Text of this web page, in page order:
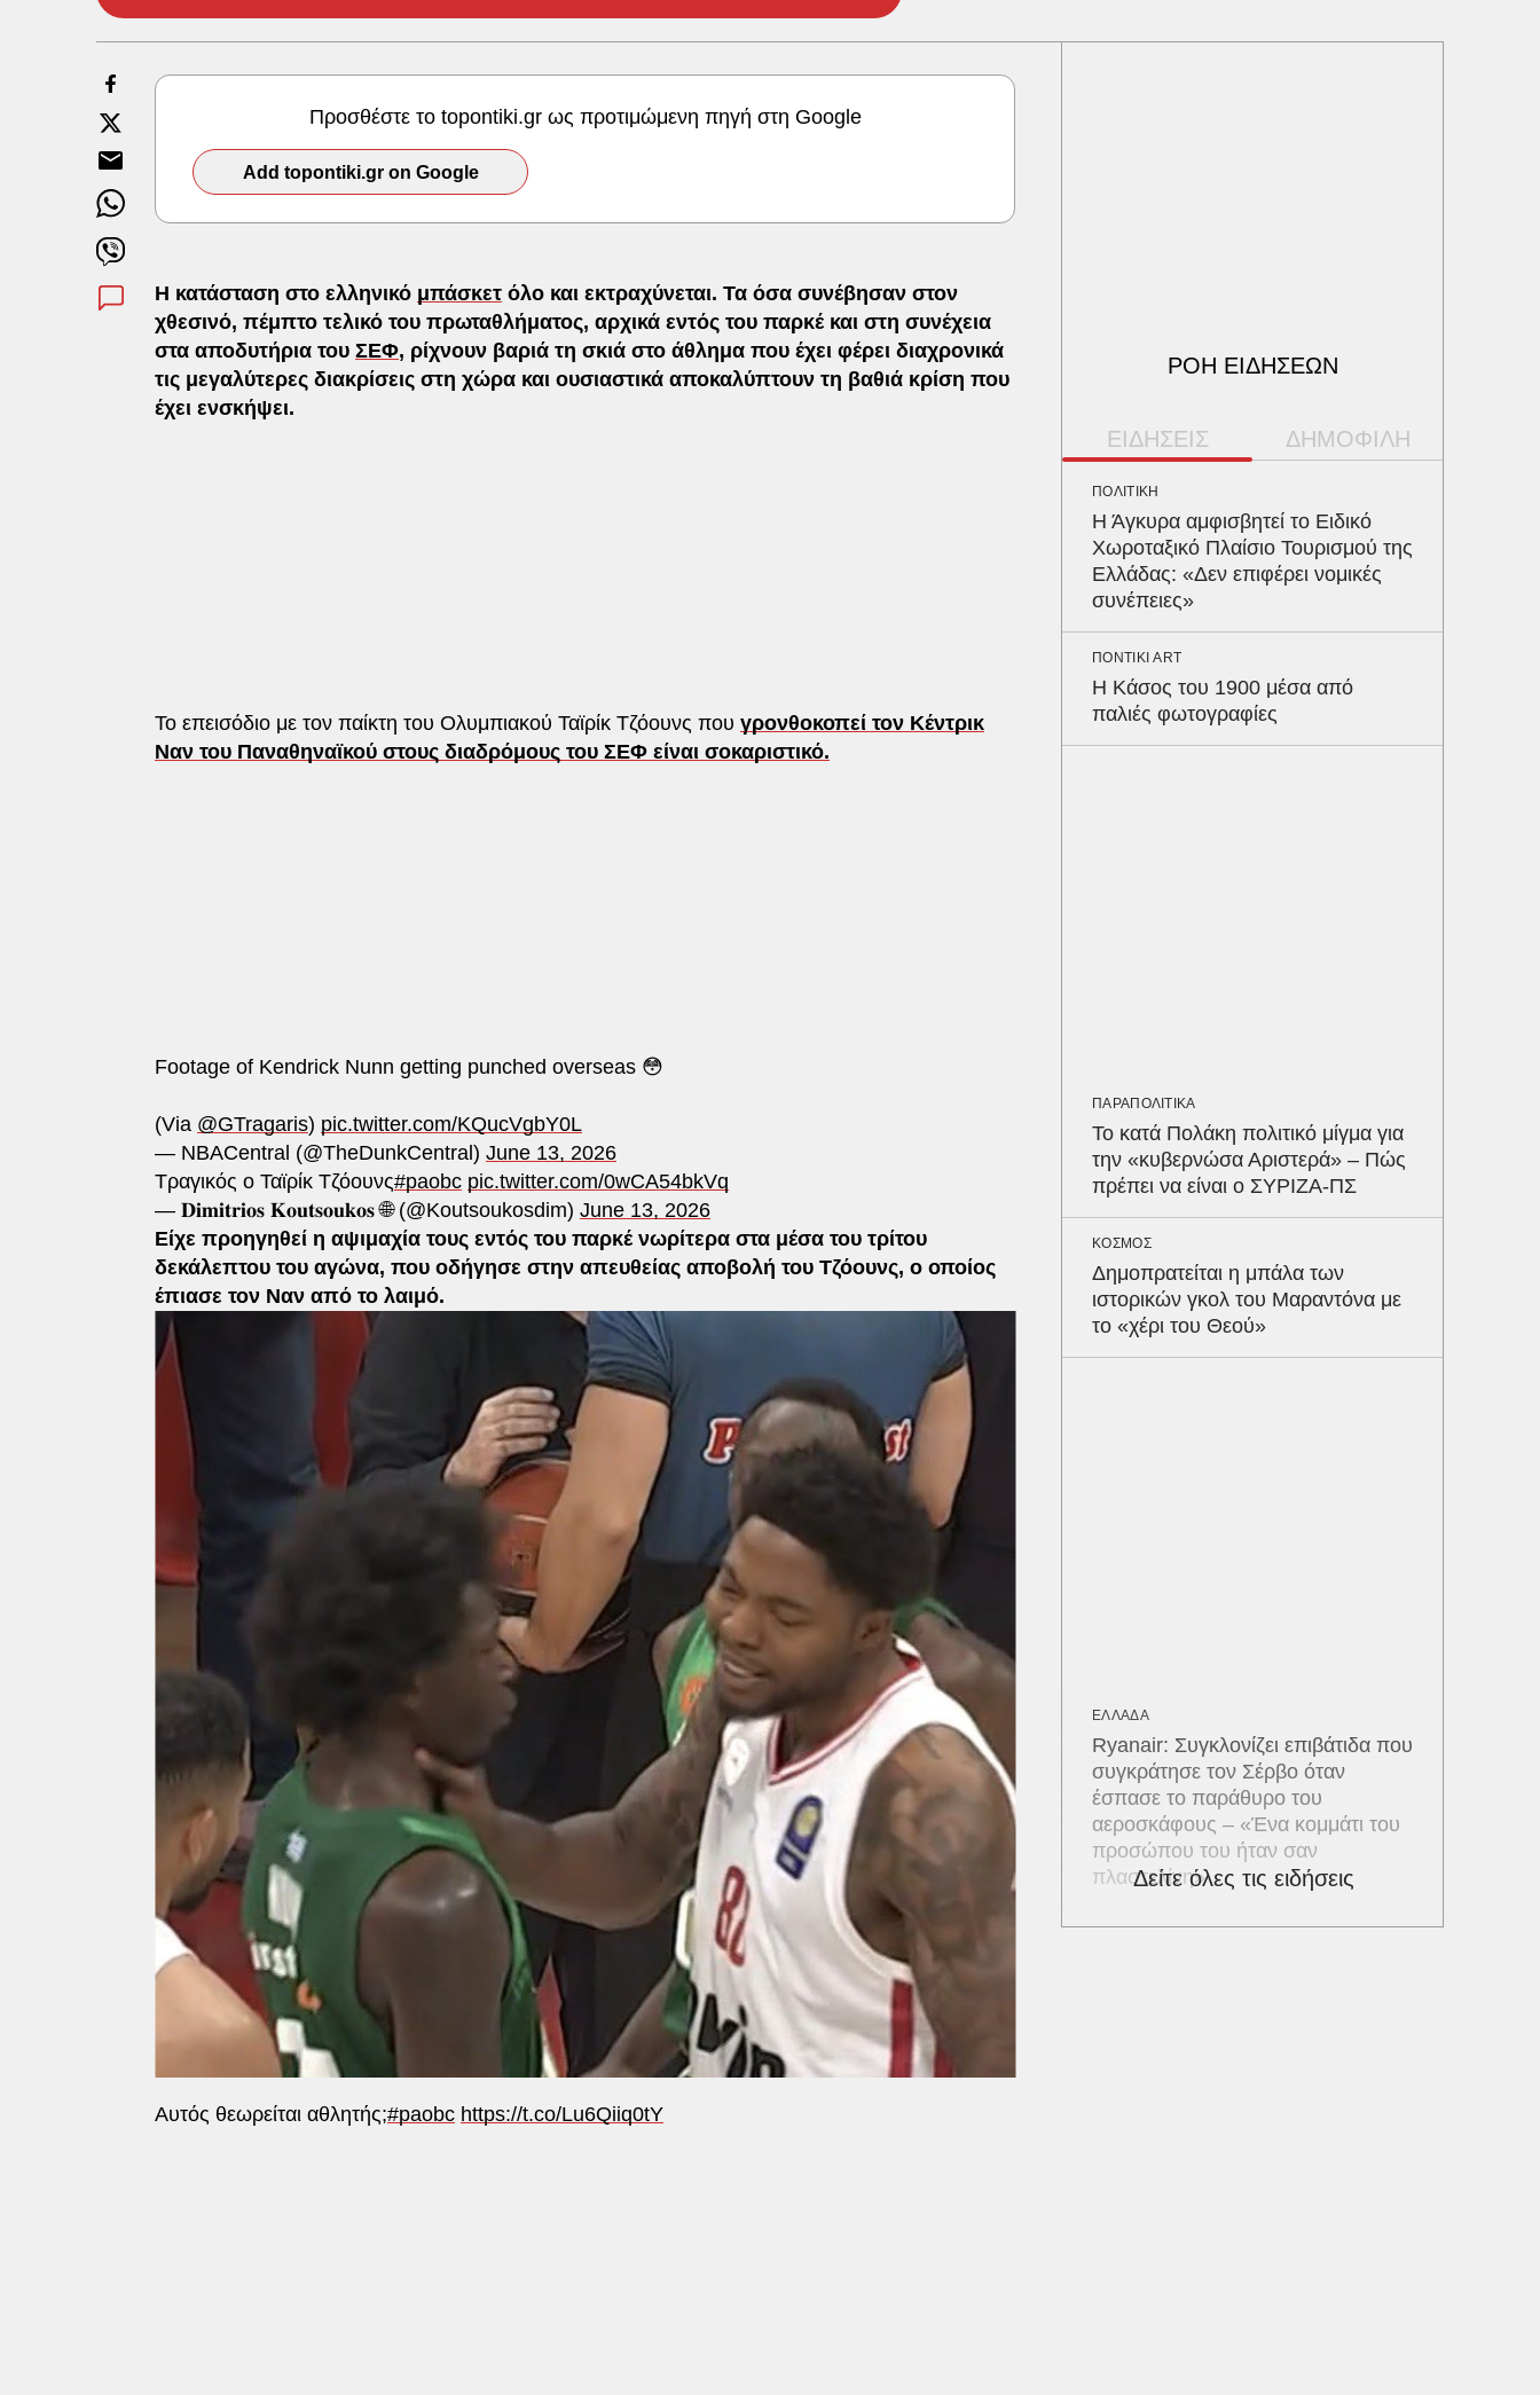
Προσθέστε το topontiki.gr ως προτιμώμενη πηγή στη Google
Add topontiki.gr on Google
Η κατάσταση στο ελληνικό μπάσκετ όλο και εκτραχύνεται. Τα όσα συνέβησαν στον
χθεσινό, πέμπτο τελικό του πρωταθλήματος, αρχικά εντός του παρκέ και στη συνέχεια
στα αποδυτήρια του ΣΕΦ, ρίχνουν βαριά τη σκιά στο άθλημα που έχει φέρει διαχρονικά
τις μεγαλύτερες διακρίσεις στη χώρα και ουσιαστικά αποκαλύπτουν τη βαθιά κρίση που
έχει ενσκήψει.
Το επεισόδιο με τον παίκτη του Ολυμπιακού Ταϊρίκ Τζόουνς που γρονθοκοπεί τον Κέντρικ
Ναν του Παναθηναϊκού στους διαδρόμους του ΣΕΦ είναι σοκαριστικό.
Footage of Kendrick Nunn getting punched overseas 😳
(Via @GTragaris) pic.twitter.com/KQucVgbY0L
— NBACentral (@TheDunkCentral) June 13, 2026
Τραγικός ο Ταϊρίκ Τζόουνς#paobc pic.twitter.com/0wCA54bkVq
— 𝐃𝐢𝐦𝐢𝐭𝐫𝐢𝐨𝐬 𝐊𝐨𝐮𝐭𝐬𝐨𝐮𝐤𝐨𝐬 🌐 (@Koutsoukosdim) June 13, 2026
Είχε προηγηθεί η αψιμαχία τους εντός του παρκέ νωρίτερα στα μέσα του τρίτου
δεκάλεπτου του αγώνα, που οδήγησε στην απευθείας αποβολή του Τζόουνς, ο οποίος
έπιασε τον Ναν από το λαιμό.
Αυτός θεωρείται αθλητής;#paobc https://t.co/Lu6Qiiq0tY
ΡΟΗ ΕΙΔΗΣΕΩΝ
ΕΙΔΗΣΕΙΣ ΔΗΜΟΦΙΛΗ
ΠΟΛΙΤΙΚΗ
Η Άγκυρα αμφισβητεί το Ειδικό
Χωροταξικό Πλαίσιο Τουρισμού της
Ελλάδας: «Δεν επιφέρει νομικές
συνέπειες»
ΠΟΝΤΙΚΙ ART
Η Κάσος του 1900 μέσα από
παλιές φωτογραφίες
ΠΑΡΑΠΟΛΙΤΙΚΑ
Το κατά Πολάκη πολιτικό μίγμα για
την «κυβερνώσα Αριστερά» – Πώς
πρέπει να είναι ο ΣΥΡΙΖΑ-ΠΣ
ΚΟΣΜΟΣ
Δημοπρατείται η μπάλα των
ιστορικών γκολ του Μαραντόνα με
το «χέρι του Θεού»
ΕΛΛΑΔΑ
Ryanair: Συγκλονίζει επιβάτιδα που
συγκράτησε τον Σέρβο όταν
έσπασε το παράθυρο του
αεροσκάφους – «Ένα κομμάτι του
προσώπου του ήταν σαν
πλαστελίνη»
Δείτε όλες τις ειδήσεις